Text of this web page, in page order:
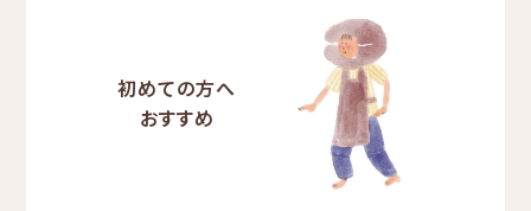
初めての方へ
おすすめ